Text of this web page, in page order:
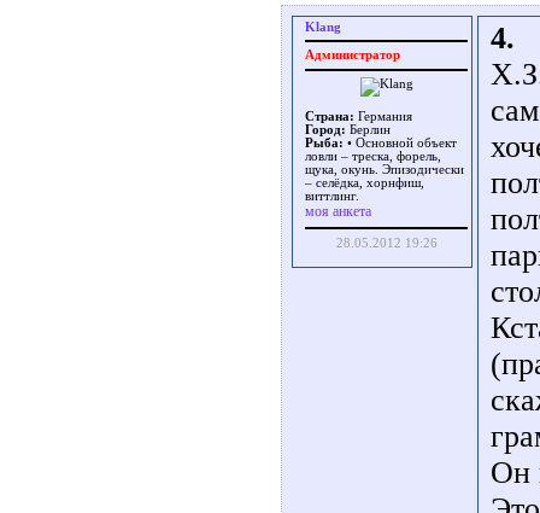
Klang
Администратор
Страна: Германия
Город: Берлин
Рыба: • Основной объект
ловли – треска, форель,
щука, окунь. Эпизодически
– селёдка, хорнфиш,
виттлинг.
моя анкета
28.05.2012 19:26
4.
Он